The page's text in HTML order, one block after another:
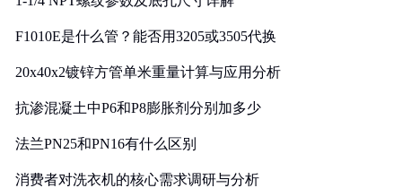
F1010E是什么管？能否用3205或3505代换
20x40x2镀锌方管单米重量计算与应用分析
抗渗混凝土中P6和P8膨胀剂分别加多少
法兰PN25和PN16有什么区别
消费者对洗衣机的核心需求调研与分析